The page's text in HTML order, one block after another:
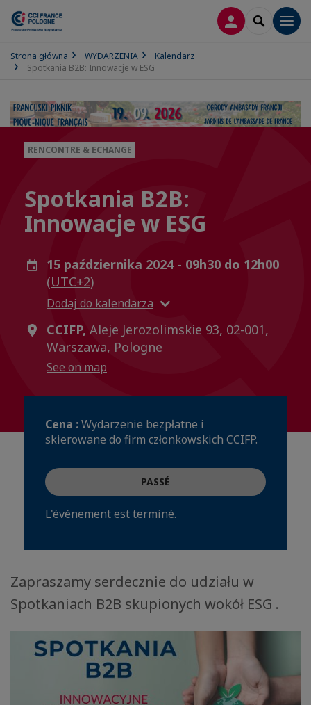
LOGOWANIE
SEARCH
Strona główna WYDARZENIA
Kalendarz
Spotkania B2B: Innowacje w ESG
RENCONTRE & ECHANGE
Spotkania B2B:
Innowacje w ESG
15 października 2024 - 09h30 do 12h00
(UTC+2)
Dodaj do kalendarza
CCIFP, Aleje Jerozolimskie 93, 02-001,
Warszawa, Pologne
See on map
Cena :Wydarzenie bezpłatne i
skierowane do firm członkowskich CCIFP.
PASSÉ
L'événement est terminé.
Zapraszamy serdecznie do udziału w
Spotkaniach B2B skupionych wokół ESG .